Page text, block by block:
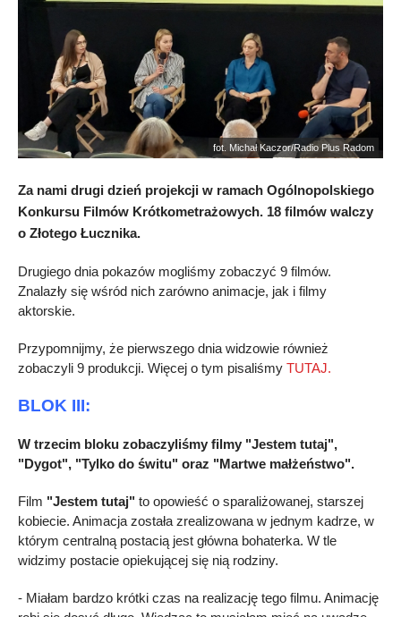
fot. Michał Kaczor/Radio Plus Radom
Za nami drugi dzień projekcji w ramach Ogólnopolskiego
Konkursu Filmów Krótkometrażowych. 18 filmów walczy
o Złotego Łucznika.
Drugiego dnia pokazów mogliśmy zobaczyć 9 filmów.
Znalazły się wśród nich zarówno animacje, jak i filmy
aktorskie.
Przypomnijmy, że pierwszego dnia widzowie również
zobaczyli 9 produkcji. Więcej o tym pisaliśmy TUTAJ.
BLOK III:
W trzecim bloku zobaczyliśmy filmy "Jestem tutaj",
"Dygot", "Tylko do świtu" oraz "Martwe małżeństwo".
Film "Jestem tutaj" to opowieść o sparaliżowanej, starszej
kobiecie. Animacja została zrealizowana w jednym kadrze, w
którym centralną postacią jest główna bohaterka. W tle
widzimy postacie opiekującej się nią rodziny.
- Miałam bardzo krótki czas na realizację tego filmu. Animację